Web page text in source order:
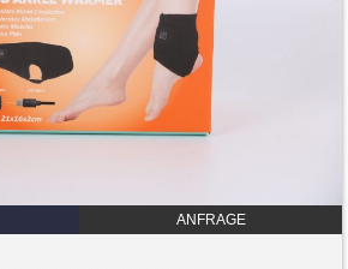
ANFRAGE